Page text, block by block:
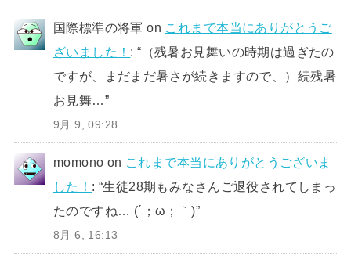
国際標準の将軍 on これまで本当にありがとうご
ざいました！ : “ （残暑お見舞いの時期は過ぎたの
ですが、まだまだ暑さが続きますので、）続残暑
お見舞…”
9月 9, 09:28
momono on これまで本当にありがとうございま
した！ : “生徒28期もみなさんご退役されてしまっ
たのですね… (´；ω；｀)”
8月 6, 16:13